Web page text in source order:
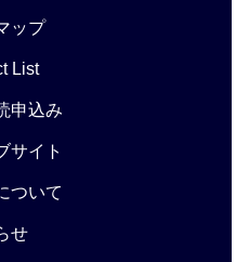
ップ
List
申込み
サイト
ついて
せ